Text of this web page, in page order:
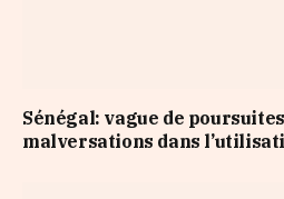
Sénégal: vague de
malversations dans